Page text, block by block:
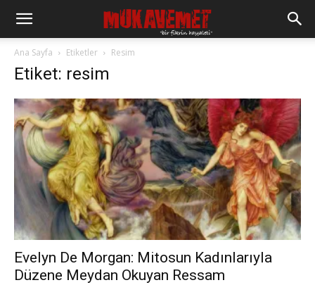
Ana Sayfa Etiketler Resim
Etiket: resim
Evelyn De Morgan: Mitosun Kadınlarıyla
Düzene Meydan Okuyan Ressam